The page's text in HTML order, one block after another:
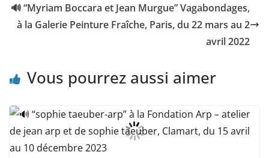
🔊 “Myriam Boccara et Jean Murgue” Vagabondages,
à la Galerie Peinture Fraîche, Paris, du 22 mars au 2
avril 2022
Vous pourrez aussi aimer